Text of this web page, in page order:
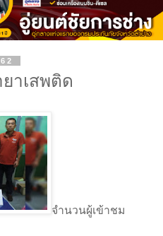
าเสพติด
จำนวนผู้เข้าชม